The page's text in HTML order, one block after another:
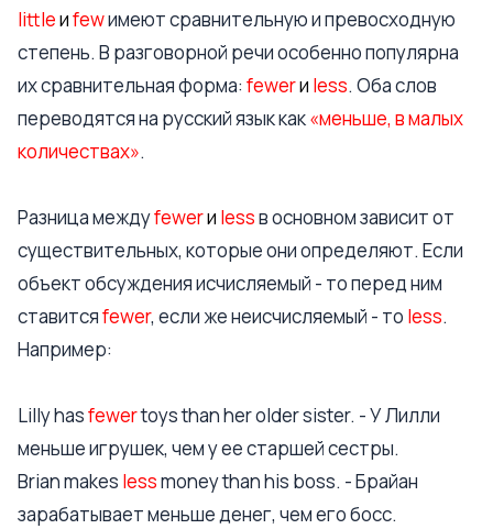
littleиfewимеют сравнительную и превосходную
степень. В разговорной речи особенно популярна
их сравнительная форма: fewerи less. Оба слов
переводятся на русский язык как«меньше, в малых
количествах».
Разница междуfewerи lessв основном зависит от
существительных, которые они определяют. Если
объект обсуждения исчисляемый - то перед ним
ставитсяfewer, если же неисчисляемый - то less.
Например:
Lilly hasfewertoys than her older sister. - У Лилли
меньше игрушек, чем у ее старшей сестры.
Brian makes lessmoney than his boss. - Брайан
зарабатывает меньше денег, чем его босс.